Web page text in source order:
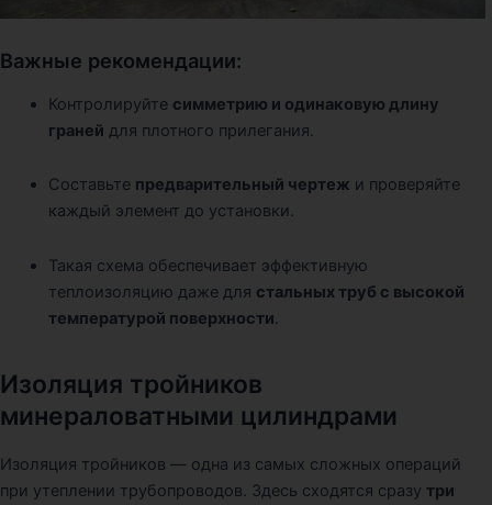
Важные рекомендации:
Контролируйте симметрию и одинаковую длину
граней для плотного прилегания.
Составьте предварительный чертеж и проверяйте
каждый элемент до установки.
Такая схема обеспечивает эффективную
теплоизоляцию даже для стальных труб с высокой
температурой поверхности.
Изоляция тройников
минераловатными цилиндрами
Изоляция тройников — одна из самых сложных операций
при утеплении трубопроводов. Здесь сходятся сразу три